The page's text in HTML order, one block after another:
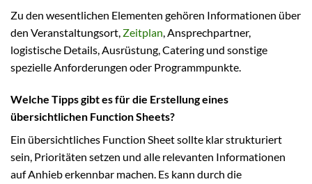
Zu den wesentlichen Elementen gehören Informationen über
den Veranstaltungsort, Zeitplan, Ansprechpartner,
logistische Details, Ausrüstung, Catering und sonstige
spezielle Anforderungen oder Programmpunkte.
Welche Tipps gibt es für die Erstellung eines
übersichtlichen Function Sheets?
Ein übersichtliches Function Sheet sollte klar strukturiert
sein, Prioritäten setzen und alle relevanten Informationen
auf Anhieb erkennbar machen. Es kann durch die